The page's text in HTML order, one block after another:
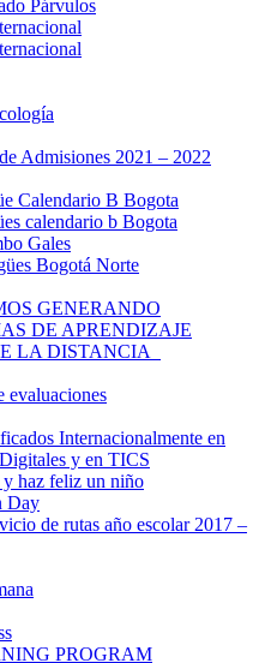
Párvulos
Admisiones 2021 – 2022
Calendario B Bogota
calendario b Bogota
Gales
Bogotá Norte
GENERANDO
DE APRENDIZAJE
LA DISTANCIA
evaluaciones
Internacionalmente en
y en TICS
y haz feliz un niño
Day
de rutas año escolar 2017 –
PROGRAM